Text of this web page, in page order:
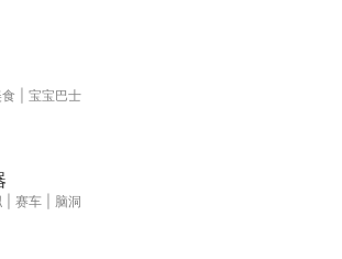
宝宝巴士
赛车
脑洞